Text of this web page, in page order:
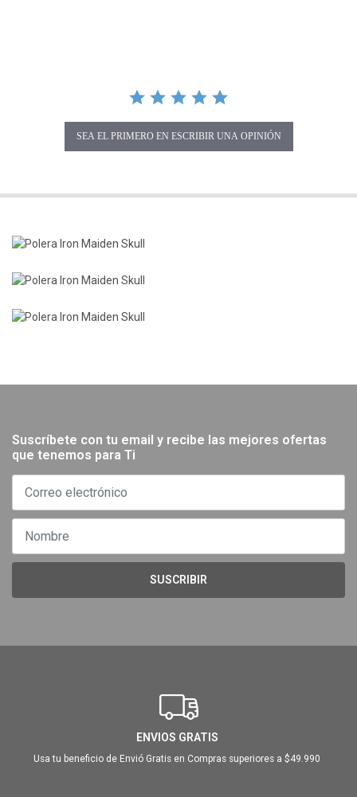
SEA EL PRIMERO EN ESCRIBIR UNA OPINIÓN
Suscríbete con tu email y recibe las mejores ofertas
que tenemos para Ti
SUSCRIBIR
ENVIOS GRATIS
Usa tu beneficio de Envió Gratis en Compras superiores a $49.990